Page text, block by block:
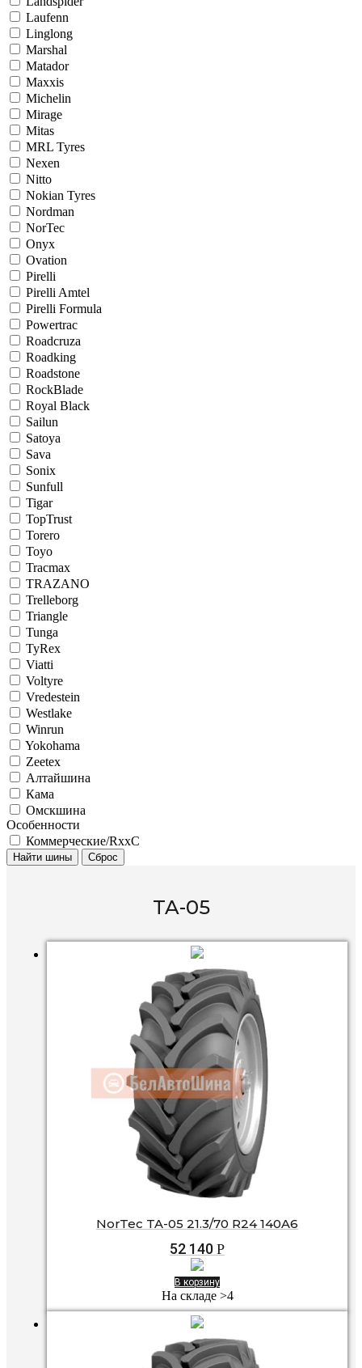
Laufenn
Linglong
Marshal
Matador
Maxxis
Michelin
Mirage
Mitas
MRL Tyres
Nexen
Nitto
Nokian Tyres
Nordman
NorTec
Onyx
Ovation
Pirelli
Pirelli Amtel
Pirelli Formula
Powertrac
Roadcruza
Roadking
Roadstone
RockBlade
Royal Black
Sailun
Satoya
Sava
Sonix
Sunfull
Tigar
TopTrust
Torero
Toyo
Tracmax
TRAZANO
Trelleborg
Triangle
Tunga
TyRex
Viatti
Voltyre
Vredestein
Westlake
Winrun
Yokohama
Zeetex
Алтайшина
Кама
Омскшина
Особенности
Коммерческие/RxxC
Найти шины Сброс
TA-05
NorTec TA-05 21.3/70 R24 140A6
52 140 Р
В корзину
На складе >4